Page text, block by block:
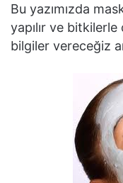
Bu yazımızda
yapılır ve bitkilerle
bilgiler vereceğiz